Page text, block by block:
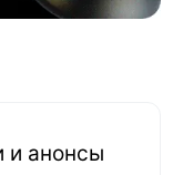
и анонсы